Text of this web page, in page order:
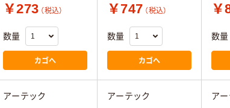
￥273 （税込）
数量
カゴへ
￥747 （税込）
数量
カゴへ
￥
数量
アーテック アーテック ア